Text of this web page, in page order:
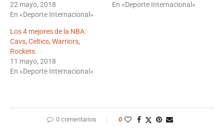
22 mayo, 2018
En «Deporte Internacional»
En «Deporte Internacional»
Los 4 mejores de la NBA:
Cavs, Celtics, Warriors,
Rockets
11 mayo, 2018
En «Deporte Internacional»
0 comentarios 0